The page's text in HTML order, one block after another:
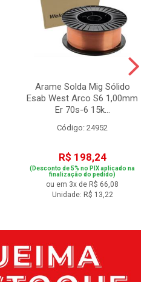
Arame Solda Mig Sólido
Esab West Arco S6 1,00mm
Er 70s-6 15k...
Código: 24952
R$ 198,24
(Desconto de 5% no PIX aplicado na
finalização do pedido)
ou em 3x de R$ 66,08
Unidade: R$ 13,22